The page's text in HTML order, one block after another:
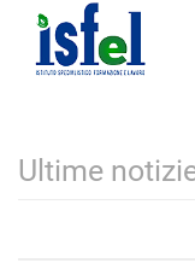
Isfel
formazione
Ultime